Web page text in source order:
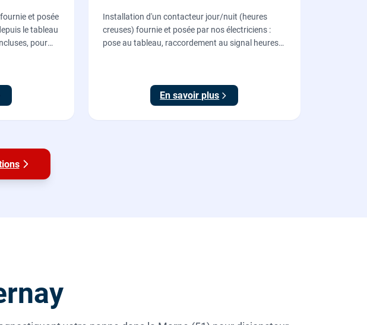
et posée
le tableau
pour
Installation d'un contacteur jour/nuit (heures
creuses) fournie et posée par nos électriciens :
pose au tableau, raccordement au signal heures
En savoir plus